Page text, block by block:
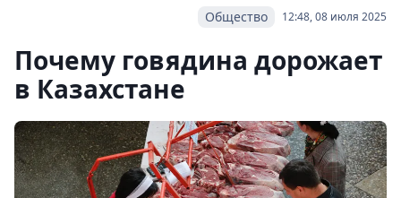
12:48, 08 июля 2025
Общество
Почему говядина дорожает
в Казахстане